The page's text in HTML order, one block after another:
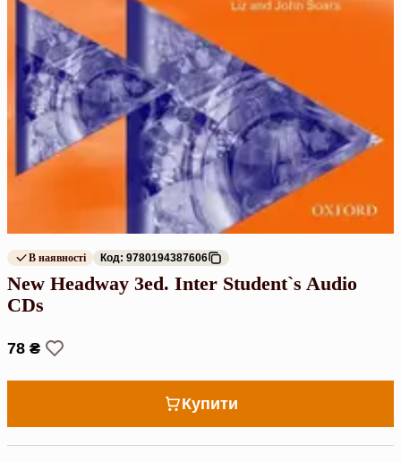
В наявності Код: 9780194387606
New Headway 3ed. Inter Student`s Audio
CDs
78 ₴
Купити